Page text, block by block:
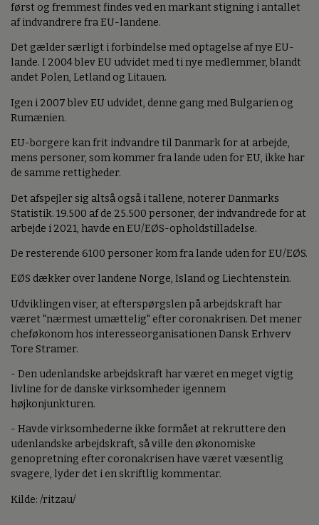
først og fremmest findes ved en markant stigning i antallet
af indvandrere fra EU-landene.
Det gælder særligt i forbindelse med optagelse af nye EU-
lande. I 2004 blev EU udvidet med ti nye medlemmer, blandt
andet Polen, Letland og Litauen.
Igen i 2007 blev EU udvidet, denne gang med Bulgarien og
Rumænien.
EU-borgere kan frit indvandre til Danmark for at arbejde,
mens personer, som kommer fra lande uden for EU, ikke har
de samme rettigheder.
Det afspejler sig altså også i tallene, noterer Danmarks
Statistik. 19.500 af de 25.500 personer, der indvandrede for at
arbejde i 2021, havde en EU/EØS-opholdstilladelse.
De resterende 6100 personer kom fra lande uden for EU/EØS.
EØS dækker over landene Norge, Island og Liechtenstein.
Udviklingen viser, at efterspørgslen på arbejdskraft har
været "nærmest umættelig" efter coronakrisen. Det mener
cheføkonom hos interesseorganisationen Dansk Erhverv
Tore Stramer.
- Den udenlandske arbejdskraft har været en meget vigtig
livline for de danske virksomheder igennem
højkonjunkturen.
- Havde virksomhederne ikke formået at rekruttere den
udenlandske arbejdskraft, så ville den økonomiske
genopretning efter coronakrisen have været væsentlig
svagere, lyder det i en skriftlig kommentar.
Kilde: /ritzau/